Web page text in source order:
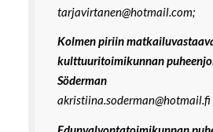
tarjavirtanen@hotmail.com;
Kolmen piriin
kulttuuritoimikunnan
Söderman
akristiina.soderman@hotmail.fi